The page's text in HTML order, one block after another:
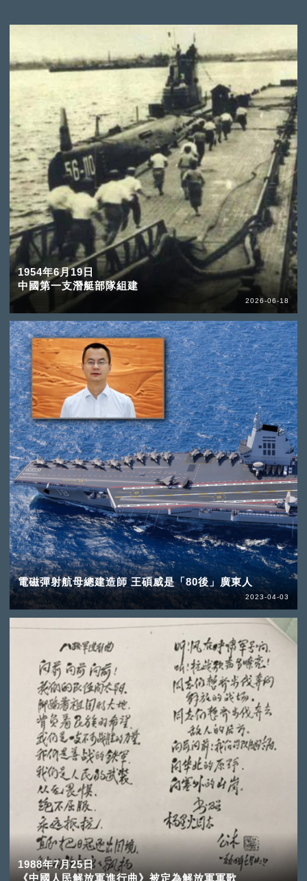
1954年6月19日
中國第一支潛艇部隊組建
2026-06-18
電磁彈射航母總建造師 王碩威是「80後」廣東人
2023-04-03
1988年7月25日
《中國人民解放軍進行曲》被定為解放軍軍歌